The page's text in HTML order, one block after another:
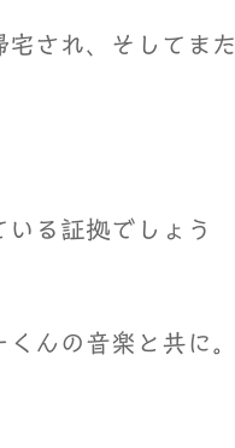
され、そしてまた
る証拠でしょう
んの音楽と共に。